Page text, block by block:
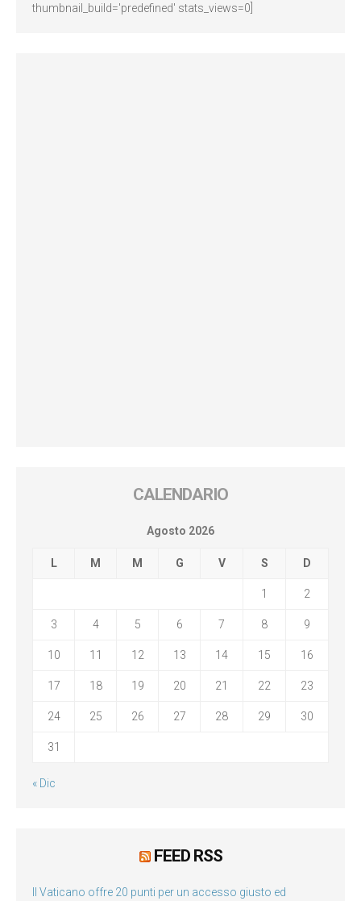
thumbnail_build='predefined' stats_views=0]
CALENDARIO
Agosto 2026
L M M G V S D
1 2
3 4 5 6 7 8 9
10 11 12 13 14 15 16
17 18 19 20 21 22 23
24 25 26 27 28 29 30
31
« Dic
FEED RSS
Il Vaticano offre 20 punti per un accesso giusto ed